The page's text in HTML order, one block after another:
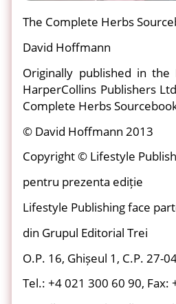
The Complete Herbs
David Hoffmann
Originally published in the
HarperCollins Publishers
Complete Herbs
© David Hoffmann 2013
Copyright © Lifestyle
pentru prezenta ediție
Lifestyle Publishing face
din Grupul Editorial Trei
O.P. 16, Ghișeul 1, C.P. 27-
Tel.: +4 021 300 60 90, Fax: